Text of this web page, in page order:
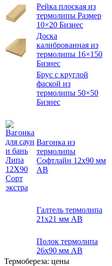
Рейка плоская из
термолипы Размер
10×20 Бизнес
Доска
калиброванная из
термолипы 16×150
Бизнес
Брус с круглой
фаской из
термолипы 50×50
Бизнес
Вагонка из
термолипы
Софтлайн 12х90 мм
АВ
Галтель термолипа
21х21 мм АВ
Полок термолипа
26х90 мм АВ
Термобереза: цены